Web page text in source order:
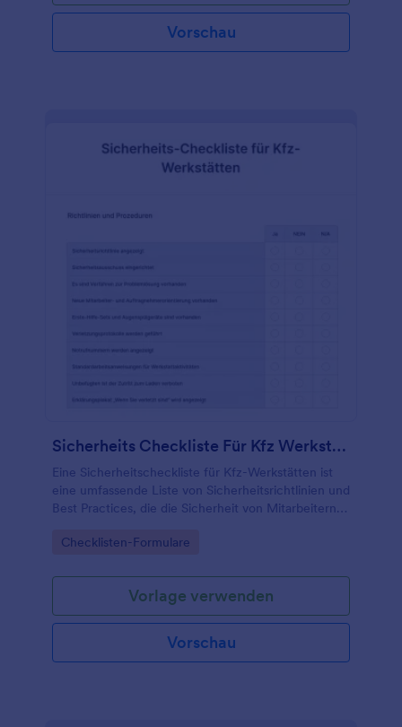
Arbeitsplatz besteht in der Regel aus mehreren
Abschnitten, die den gesamten Reinigungsprozess
abbilden. In der Kopfzeile stehen der Name des
das Verfahren für die Reinigung und die Checkliste
für die Reinigung, einschließlich eines Abschnitts für
falls zutreffend. Verwenden Sie diese kostenlose
Vorlage für eine Checkliste für die Reinigung von
Erstellen Sie dann einen Zeitplan, um Ihre
Mitarbeiter daran zu erinnern, was zu tun ist. Ganz
gleich, ob es sich bei Ihrem Unternehmen um ein
Hotel, ein Restaurant oder ein Büro handelt, dieses
sorgen und Gäste, Kunden und Mitarbeiter
zufrieden zu stellen.
Vorschau
Sicherheits Checkliste Für Kfz Werkstätten
Eine Sicherheitscheckliste für Kfz-Werkstätten ist
eine umfassende Liste von Sicherheitsrichtlinien und
Best Practices, die die Sicherheit von Mitarbeitern,
gewährleisten.
Go to Category:
Checklisten-Formulare
Vorlage verwenden
Vorschau